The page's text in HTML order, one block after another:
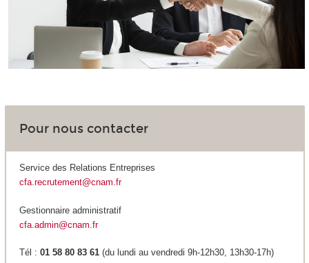
Pour nous contacter
Service des Relations Entreprises
cfa.recrutement@cnam.fr
Gestionnaire administratif
cfa.admin@cnam.fr
Tél : 01 58 80 83 61(du lundi au vendredi 9h-12h30, 13h30-17h)